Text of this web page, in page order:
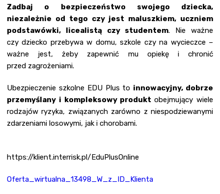
Zadbaj o bezpieczeństwo swojego dziecka,
niezależnie od tego czy jest maluszkiem, uczniem
podstawówki, licealistą czy studentem. Nie ważne
czy dziecko przebywa w domu, szkole czy na wycieczce –
ważne jest, żeby zapewnić mu opiekę i chronić
przed zagrożeniami.
Ubezpieczenie szkolne EDU Plus to innowacyjny, dobrze
przemyślany i kompleksowy produktobejmujący wiele
rodzajów ryzyka, związanych zarówno z niespodziewanymi
zdarzeniami losowymi, jak i chorobami.
https://klient.interrisk.pl/EduPlusOnline
Oferta_wirtualna_13498_W_z_ID_Klienta